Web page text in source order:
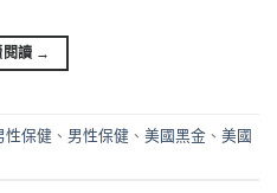
讀 →
性保健 、 男性保健 、 美國黑金 、 美國